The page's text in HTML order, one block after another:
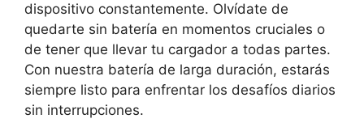
dispositivo⁤ constantemente. Olvídate de
quedarte sin batería en momentos cruciales o
de tener que llevar tu cargador a todas partes.
Con nuestra batería de larga duración, estarás
siempre listo para ⁢enfrentar los desafíos​ diarios
sin interrupciones.